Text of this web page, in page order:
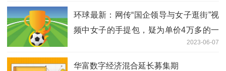
环球最新：网传“国企领导与女子逛街”视
频中女子的手提包，疑为单价4万多的一
2023-06-07
华富数字经济混合延长募集期